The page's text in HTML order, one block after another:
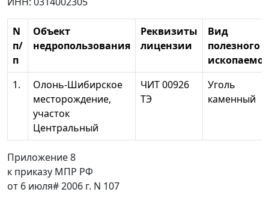
N
п/
п
Объект
недропользования
Реквизиты
лицензии
Вид
полезного
1.
Олонь-Шибирское
месторождение,
участок
Центральный
ЧИТ 00926
ТЭ
Уголь
каменный
Приложение 8
к приказу МПР РФ
от 6 июля# 2006 г. N 107